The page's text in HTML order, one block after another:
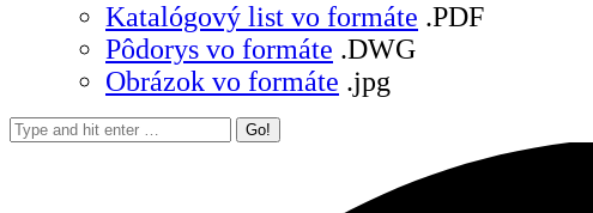
Katalógový list vo formáte .PDF
Pôdorys vo formáte .DWG
Obrázok vo formáte .jpg
Search: